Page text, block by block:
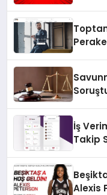
İş
Takip
Alexis